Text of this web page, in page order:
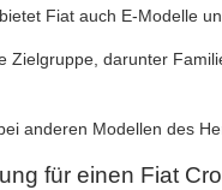
Fiat auch E-Modelle
Zielgruppe, darunter
anderen Modellen des
für einen Fiat